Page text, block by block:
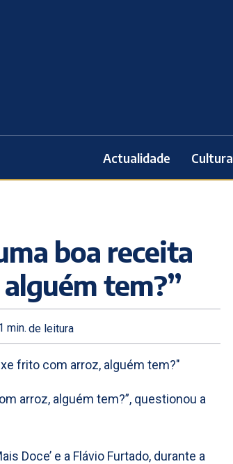
Actualidade Cultura
boa receita
tem?”
min. de leitura
arroz, alguém tem?”, questionou a
Doce’ e a Flávio Furtado, durante a